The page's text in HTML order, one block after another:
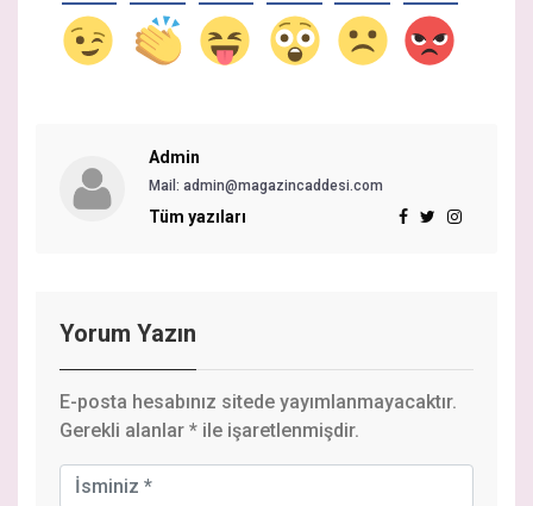
Admin
Mail: admin@magazincaddesi.com
Tüm yazıları
Yorum Yazın
E-posta hesabınız sitede yayımlanmayacaktır.
Gerekli alanlar * ile işaretlenmişdir.